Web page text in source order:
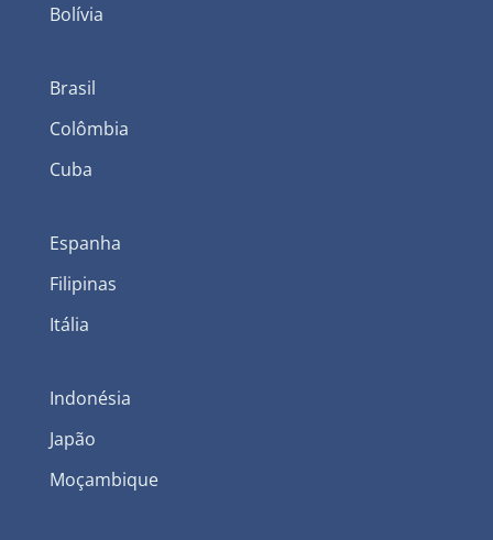
Bolívia
Brasil
Colômbia
Cuba
Espanha
Filipinas
Itália
Indonésia
Japão
Moçambique